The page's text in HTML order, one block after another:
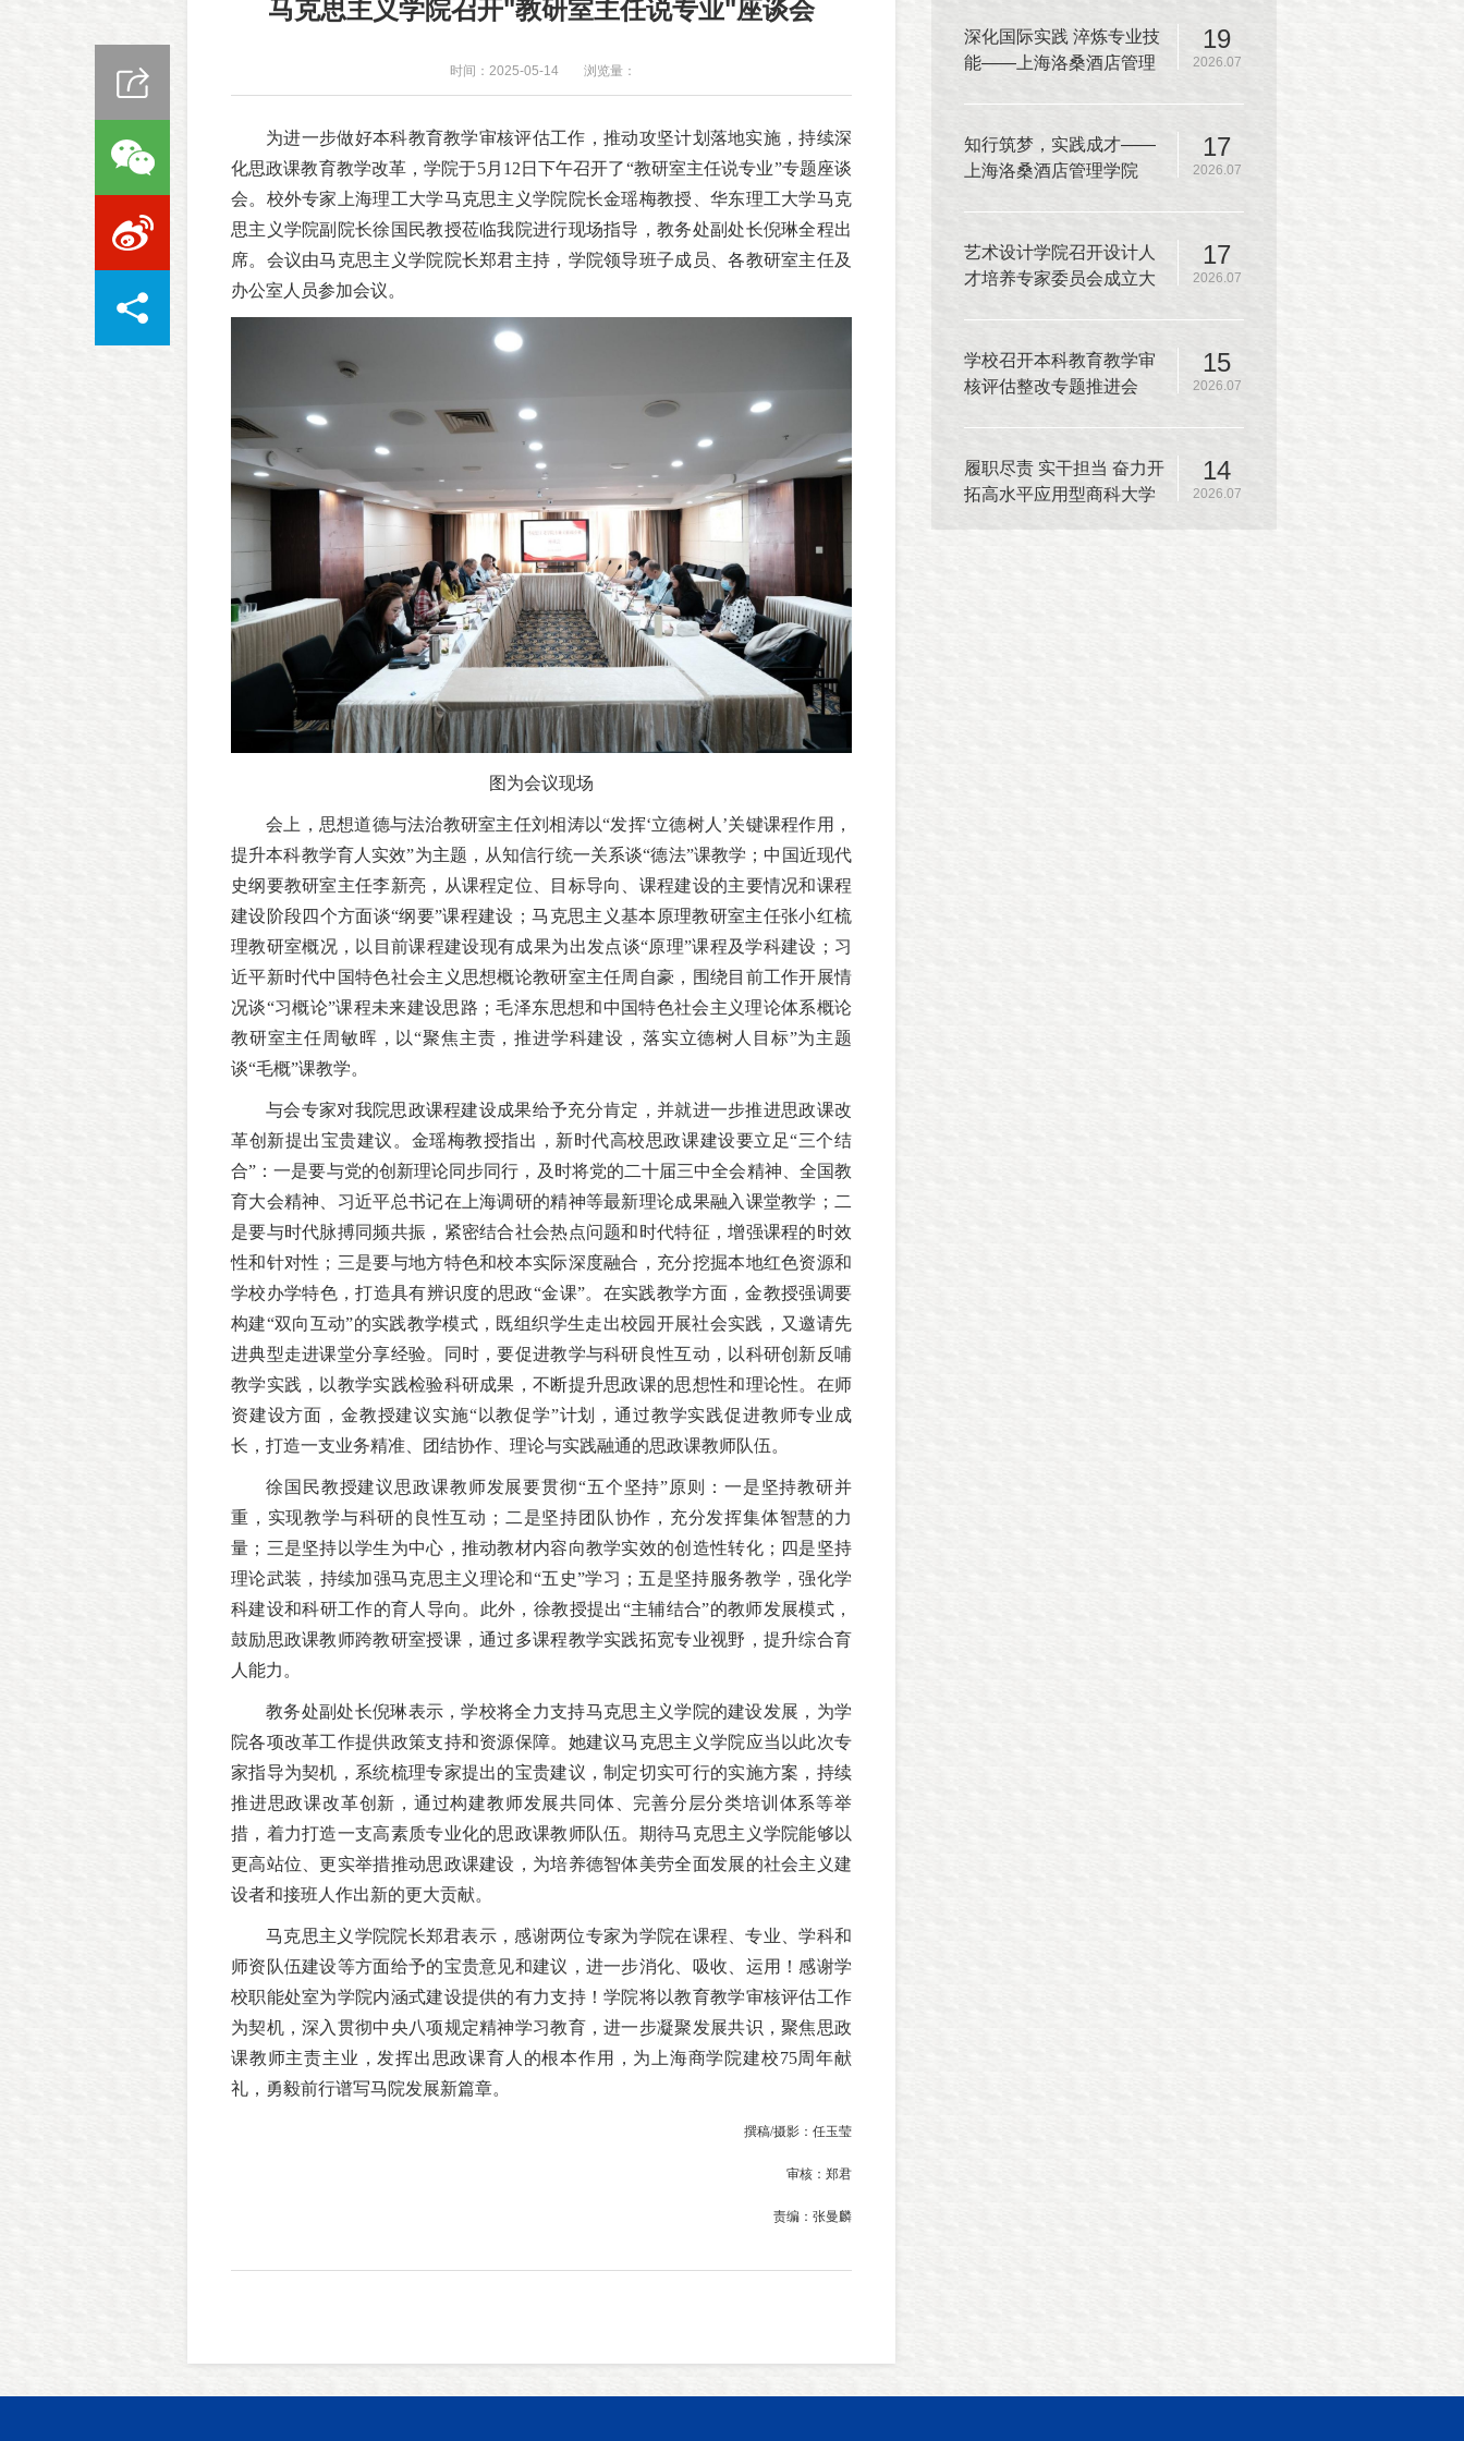
马克思主义学院召开"教研室主任说专业"座谈会
时间：2025-05-14 浏览量：
为进一步做好本科教育教学审核评估工作，推动攻坚计划落地实施，持续深
化思政课教育教学改革，学院于5月12日下午召开了“教研室主任说专业”专题座谈
会。校外专家上海理工大学马克思主义学院院长金瑶梅教授、华东理工大学马克
思主义学院副院长徐国民教授莅临我院进行现场指导，教务处副处长倪琳全程出
席。会议由马克思主义学院院长郑君主持，学院领导班子成员、各教研室主任及
办公室人员参加会议。
图为会议现场
会上，思想道德与法治教研室主任刘相涛以“发挥‘立德树人’关键课程作用，
提升本科教学育人实效”为主题，从知信行统一关系谈“德法”课教学；中国近现代
史纲要教研室主任李新亮，从课程定位、目标导向、课程建设的主要情况和课程
建设阶段四个方面谈“纲要”课程建设；马克思主义基本原理教研室主任张小红梳
理教研室概况，以目前课程建设现有成果为出发点谈“原理”课程及学科建设；习
近平新时代中国特色社会主义思想概论教研室主任周自豪，围绕目前工作开展情
况谈“习概论”课程未来建设思路；毛泽东思想和中国特色社会主义理论体系概论
教研室主任周敏晖，以“聚焦主责，推进学科建设，落实立德树人目标”为主题
谈“毛概”课教学。
与会专家对我院思政课程建设成果给予充分肯定，并就进一步推进思政课改
革创新提出宝贵建议。金瑶梅教授指出，新时代高校思政课建设要立足“三个结
合”：一是要与党的创新理论同步同行，及时将党的二十届三中全会精神、全国教
育大会精神、习近平总书记在上海调研的精神等最新理论成果融入课堂教学；二
是要与时代脉搏同频共振，紧密结合社会热点问题和时代特征，增强课程的时效
性和针对性；三是要与地方特色和校本实际深度融合，充分挖掘本地红色资源和
学校办学特色，打造具有辨识度的思政“金课”。在实践教学方面，金教授强调要
构建“双向互动”的实践教学模式，既组织学生走出校园开展社会实践，又邀请先
进典型走进课堂分享经验。同时，要促进教学与科研良性互动，以科研创新反哺
教学实践，以教学实践检验科研成果，不断提升思政课的思想性和理论性。在师
资建设方面，金教授建议实施“以教促学”计划，通过教学实践促进教师专业成
长，打造一支业务精准、团结协作、理论与实践融通的思政课教师队伍。
徐国民教授建议思政课教师发展要贯彻“五个坚持”原则：一是坚持教研并
重，实现教学与科研的良性互动；二是坚持团队协作，充分发挥集体智慧的力
量；三是坚持以学生为中心，推动教材内容向教学实效的创造性转化；四是坚持
理论武装，持续加强马克思主义理论和“五史”学习；五是坚持服务教学，强化学
科建设和科研工作的育人导向。此外，徐教授提出“主辅结合”的教师发展模式，
鼓励思政课教师跨教研室授课，通过多课程教学实践拓宽专业视野，提升综合育
人能力。
教务处副处长倪琳表示，学校将全力支持马克思主义学院的建设发展，为学
院各项改革工作提供政策支持和资源保障。她建议马克思主义学院应当以此次专
家指导为契机，系统梳理专家提出的宝贵建议，制定切实可行的实施方案，持续
推进思政课改革创新，通过构建教师发展共同体、完善分层分类培训体系等举
措，着力打造一支高素质专业化的思政课教师队伍。期待马克思主义学院能够以
更高站位、更实举措推动思政课建设，为培养德智体美劳全面发展的社会主义建
设者和接班人作出新的更大贡献。
马克思主义学院院长郑君表示，感谢两位专家为学院在课程、专业、学科和
师资队伍建设等方面给予的宝贵意见和建议，进一步消化、吸收、运用！感谢学
校职能处室为学院内涵式建设提供的有力支持！学院将以教育教学审核评估工作
为契机，深入贯彻中央八项规定精神学习教育，进一步凝聚发展共识，聚焦思政
课教师主责主业，发挥出思政课育人的根本作用，为上海商学院建校75周年献
礼，勇毅前行谱写马院发展新篇章。
撰稿/摄影：任玉莹
审核：郑君
责编：张曼麟
19
2026.07
深化国际实践 淬炼专业技
能——上海洛桑酒店管理
17
2026.07
知行筑梦，实践成才——
上海洛桑酒店管理学院
17
2026.07
艺术设计学院召开设计人
才培养专家委员会成立大
15
2026.07
学校召开本科教育教学审
核评估整改专题推进会
14
2026.07
履职尽责 实干担当 奋力开
拓高水平应用型商科大学